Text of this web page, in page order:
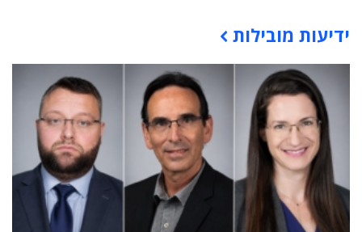
תוכן פרסומי
ידיעות מובילות